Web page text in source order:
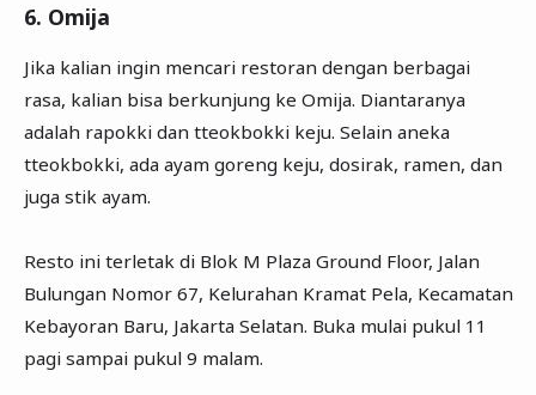
6. Omija
Jika kalian ingin mencari restoran dengan berbagai
rasa, kalian bisa berkunjung ke Omija. Diantaranya
adalah rapokki dan tteokbokki keju. Selain aneka
tteokbokki, ada ayam goreng keju, dosirak, ramen, dan
juga stik ayam.
Resto ini terletak di Blok M Plaza Ground Floor, Jalan
Bulungan Nomor 67, Kelurahan Kramat Pela, Kecamatan
Kebayoran Baru, Jakarta Selatan. Buka mulai pukul 11
pagi sampai pukul 9 malam.